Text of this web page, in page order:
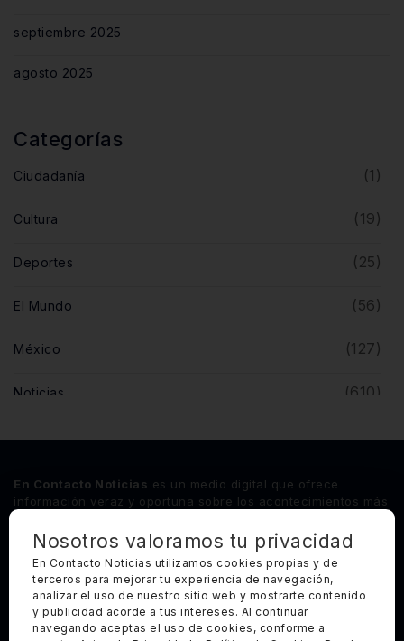
septiembre 2025
agosto 2025
Categorías
Ciudadanía (1)
Cultura (19)
Deportes (25)
El Mundo (56)
México (127)
Noticias (610)
(5)
Querétaro
En Contacto Noticias es un medio digital que ofrece
información veraz y oportuna sobre los acontecimientos más
principales sucesos nacionales e internacionales.
Síguenos
Categorías Principales
Nosotros valoramos tu privacidad
En Contacto Noticias utilizamos cookies propias y de
terceros para mejorar tu experiencia de navegación,
analizar el uso de nuestro sitio web y mostrarte contenido
y publicidad acorde a tus intereses. Al continuar
navegando aceptas el uso de cookies, conforme a